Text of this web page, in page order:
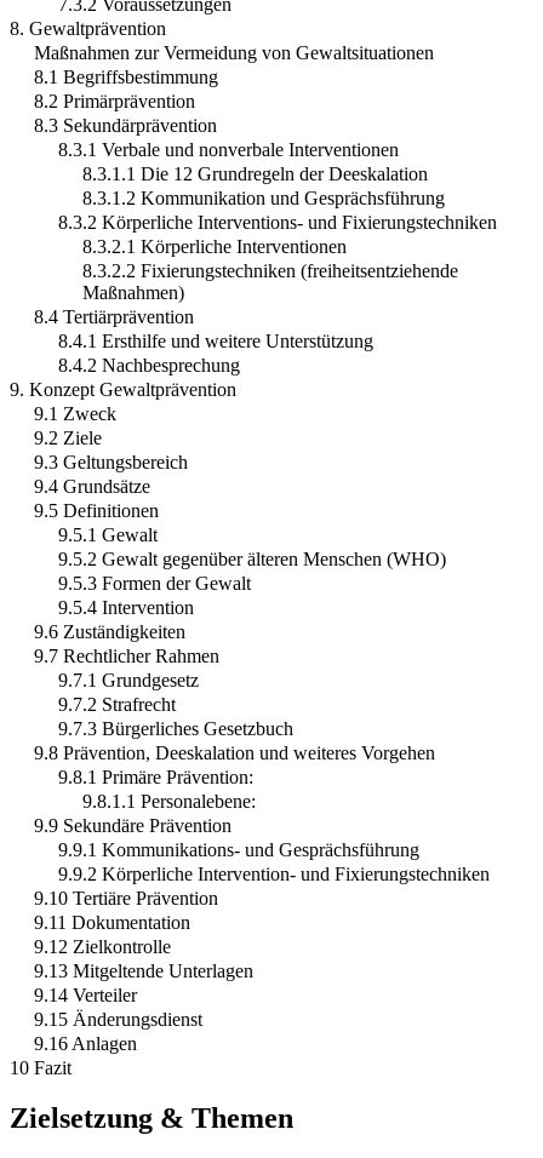
8. Gewaltprävention
Maßnahmen zur Vermeidung von Gewaltsituationen
8.1 Begriffsbestimmung
8.2 Primärprävention
8.3 Sekundärprävention
8.3.1 Verbale und nonverbale Interventionen
8.3.1.1 Die 12 Grundregeln der Deeskalation
8.3.1.2 Kommunikation und Gesprächsführung
8.3.2 Körperliche Interventions- und Fixierungstechniken
8.3.2.1 Körperliche Interventionen
8.3.2.2 Fixierungstechniken (freiheitsentziehende
Maßnahmen)
8.4 Tertiärprävention
8.4.1 Ersthilfe und weitere Unterstützung
8.4.2 Nachbesprechung
9. Konzept Gewaltprävention
9.1 Zweck
9.2 Ziele
9.3 Geltungsbereich
9.4 Grundsätze
9.5 Definitionen
9.5.1 Gewalt
9.5.2 Gewalt gegenüber älteren Menschen (WHO)
9.5.3 Formen der Gewalt
9.5.4 Intervention
9.6 Zuständigkeiten
9.7 Rechtlicher Rahmen
9.7.1 Grundgesetz
9.7.2 Strafrecht
9.7.3 Bürgerliches Gesetzbuch
9.8 Prävention, Deeskalation und weiteres Vorgehen
9.8.1 Primäre Prävention:
9.8.1.1 Personalebene:
9.9 Sekundäre Prävention
9.9.1 Kommunikations- und Gesprächsführung
9.9.2 Körperliche Intervention- und Fixierungstechniken
9.10 Tertiäre Prävention
9.11 Dokumentation
9.12 Zielkontrolle
9.13 Mitgeltende Unterlagen
9.14 Verteiler
9.15 Änderungsdienst
9.16 Anlagen
10 Fazit
Zielsetzung & Themen